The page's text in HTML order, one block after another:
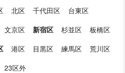
北区 千代田区
台東区
文京区 新宿区 杉並区
板橋区
港区 目黒区 練馬区
荒川区
23区外